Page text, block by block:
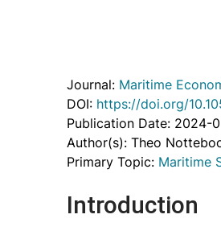
Journal: Maritime
DOI: https://doi.org/
Publication Date: 2024-
Author(s): Theo
Primary Topic: Maritime
Introduction